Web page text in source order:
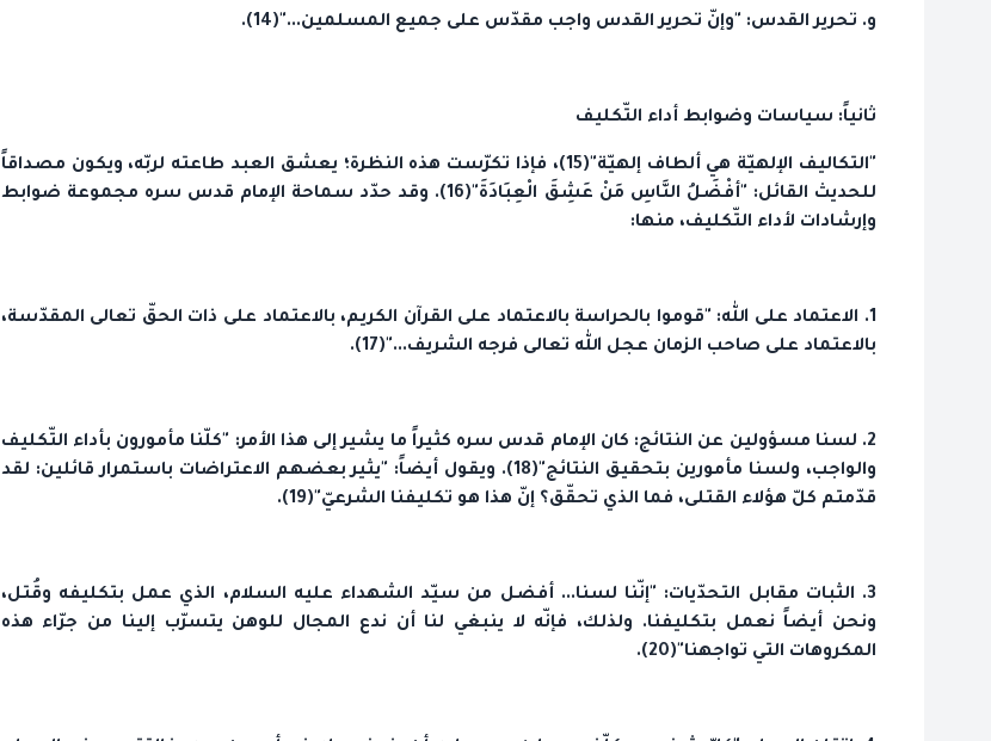
و. تحرير القدس: "وإنّ تحرير القدس واجب مقدّس على جميع المسلمين..."(14).
ثانياً: سياسات وضوابط أداء التّكليف
"التكاليف الإلهيّة هي ألطاف إلهيّة"(15)، فإذا تكرّست هذه النظرة؛ يعشق العبد طاعته لربّه، ويكون مصداقاً
للحديث القائل: "أفْضَلُ النَّاسِ مَنْ عَشِقَ الْعِبَادَةَ"(16). وقد حدّد سماحة الإمام قدس سره مجموعة ضوابط
وإرشادات لأداء التّكليف، منها:
1. الاعتماد على الله: "قوموا بالحراسة بالاعتماد على القرآن الكريم، بالاعتماد على ذات الحقّ تعالى المقدّسة،
بالاعتماد على صاحب الزمان عجل الله تعالى فرجه الشريف..."(17).
2. لسنا مسؤولين عن النتائج: كان الإمام قدس سره كثيراً ما يشير إلى هذا الأمر: "كلّنا مأمورون بأداء التّكليف
والواجب، ولسنا مأمورين بتحقيق النتائج"(18). ويقول أيضاً: "يثير بعضهم الاعتراضات باستمرار قائلين: لقد
قدّمتم كلّ هؤلاء القتلى، فما الذي تحقّق؟ إنّ هذا هو تكليفنا الشرعيّ"(19).
3. الثبات مقابل التحدّيات: "إنّنا لسنا... أفضل من سيّد الشهداء عليه السلام، الذي عمل بتكليفه وقُتل،
ونحن أيضاً نعمل بتكليفنا. ولذلك، فإنّه لا ينبغي لنا أن ندع المجال للوهن يتسرّب إلينا من جرّاء هذه
المكروهات التي تواجهنا"(20).